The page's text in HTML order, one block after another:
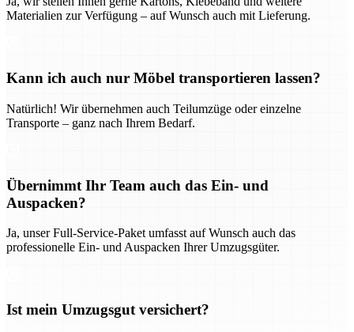
Materialien zur Verfügung – auf Wunsch auch mit Lieferung.
Kann ich auch nur Möbel transportieren lassen?
Natürlich! Wir übernehmen auch Teilumzüge oder einzelne
Transporte – ganz nach Ihrem Bedarf.
Übernimmt Ihr Team auch das Ein- und
Auspacken?
Ja, unser Full-Service-Paket umfasst auf Wunsch auch das
professionelle Ein- und Auspacken Ihrer Umzugsgüter.
Ist mein Umzugsgut versichert?